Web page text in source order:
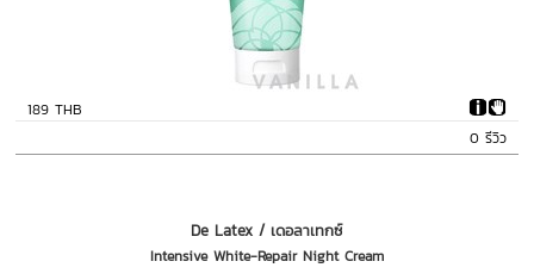
189 THB
0 รีวิว
De Latex / เดอลาเทกซ์
Intensive White-Repair Night Cream